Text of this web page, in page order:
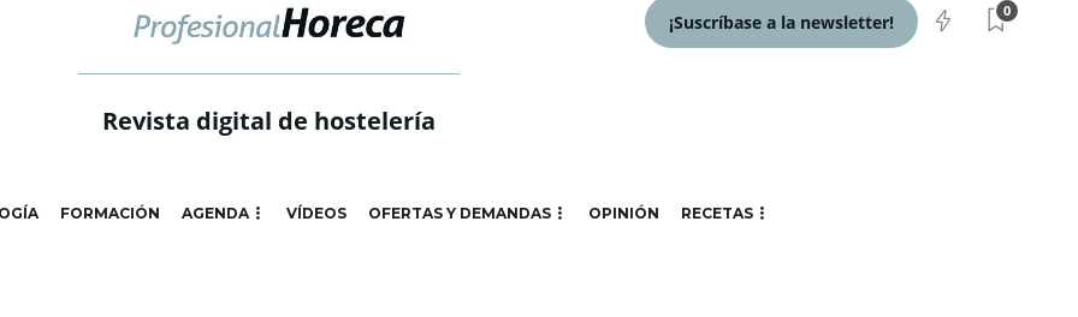
Revista digital de hostelería
¡Suscríbase a la newsletter!
0
FORMACIÓN AGENDA VÍDEOS OFERTAS Y DEMANDAS OPINIÓN RECETAS